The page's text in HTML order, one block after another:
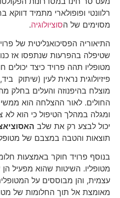
רלוונטי ופופולארי מתמיד דווקא
מסוימים של הסוציולוגיה.
התיאוריה הפסיכואנליטית של
שטיפלה בהפרעות שנתפסו אז
מטופליו תהה פרויד כיצד יכולים
פיזיולוגית נראית לעין (שיתוק
מוצלח בהיפנוזה והעלים בחלק
החולים. לאור ההצלחה הוא
ומגלה במהלך הטיפול כי הוא
יכול לבצע רק את שלב
תוצאות והטבה במצבם של
בנוסף פרויד חוקר באמצעות
מטופליו. השיטות שהוא מפעיל
עצמית, והן מבוססים על
מאומצת אל תוך החלומות של